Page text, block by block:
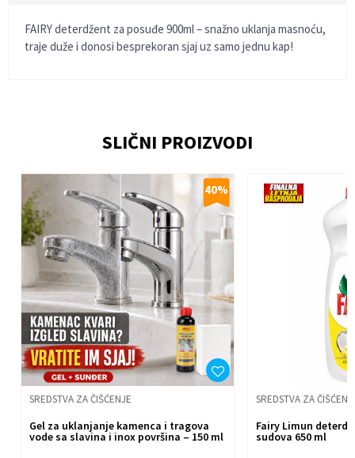
FAIRY deterdžent za posuđe 900ml – snažno uklanja masnoću,
traje duže i donosi besprekoran sjaj uz samo jednu kap!
Poruka
Anti-spam zaštita - izračunajte koliko je 4 + 1 :
SLIČNI PROIZVODI
40%
SREDSTVA ZA ČIŠĆENJE
Gel za uklanjanje kamenca i tragova
vode sa slavina i inox površina – 150 ml
SREDSTVA ZA
Fairy Limun
sudova 650 ml